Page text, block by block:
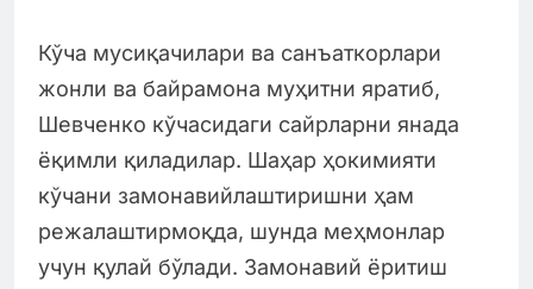
Кўча мусиқачилари ва санъаткорлари
жонли ва байрамона муҳитни яратиб,
Шевченко кўчасидаги сайрларни янада
ёқимли қиладилар. Шаҳар ҳокимияти
кўчани замонавийлаштиришни ҳам
режалаштирмоқда, шунда меҳмонлар
учун қулай бўлади. Замонавий ёритиш